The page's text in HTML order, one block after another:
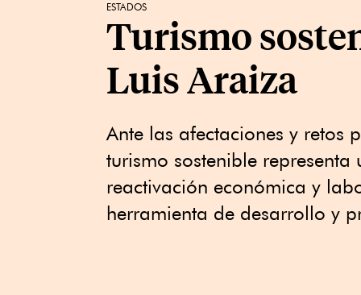
ESTADOS
Turismo
Luis Araiza
Ante las afectaciones y retos
turismo sostenible
reactivación económica y
herramienta de desarrollo y